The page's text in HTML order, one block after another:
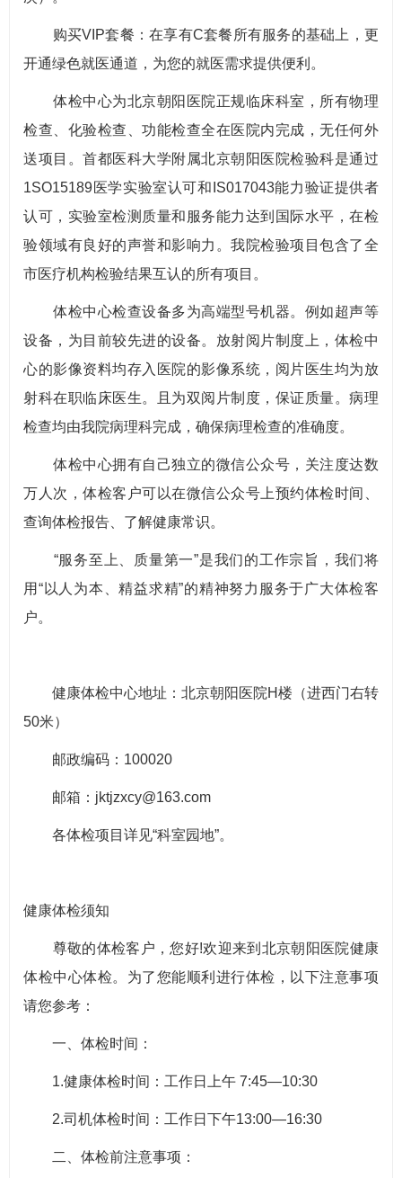
购买VIP套餐：在享有C套餐所有服务的基础上，更
开通绿色就医通道，为您的就医需求提供便利。
体检中心为北京朝阳医院正规临床科室，所有物理
检查、化验检查、功能检查全在医院内完成，无任何外
送项目。首都医科大学附属北京朝阳医院检验科是通过
1SO15189医学实验室认可和IS017043能力验证提供者
认可，实验室检测质量和服务能力达到国际水平，在检
验领域有良好的声誉和影响力。我院检验项目包含了全
市医疗机构检验结果互认的所有项目。
体检中心检查设备多为高端型号机器。例如超声等
设备，为目前较先进的设备。放射阅片制度上，体检中
心的影像资料均存入医院的影像系统，阅片医生均为放
射科在职临床医生。且为双阅片制度，保证质量。病理
检查均由我院病理科完成，确保病理检查的准确度。
体检中心拥有自己独立的微信公众号，关注度达数
万人次，体检客户可以在微信公众号上预约体检时间、
查询体检报告、了解健康常识。
“服务至上、质量第一”是我们的工作宗旨，我们将
用“以人为本、精益求精”的精神努力服务于广大体检客
户。
健康体检中心地址：北京朝阳医院H楼（进西门右转
50米）
邮政编码：100020
邮箱：jktjzxcy@163.com
各体检项目详见“科室园地”。
健康体检须知
尊敬的体检客户，您好!欢迎来到北京朝阳医院健康
体检中心体检。为了您能顺利进行体检，以下注意事项
请您参考：
一、体检时间：
1.健康体检时间：工作日上午 7:45—10:30
2.司机体检时间：工作日下午13:00—16:30
二、体检前注意事项：